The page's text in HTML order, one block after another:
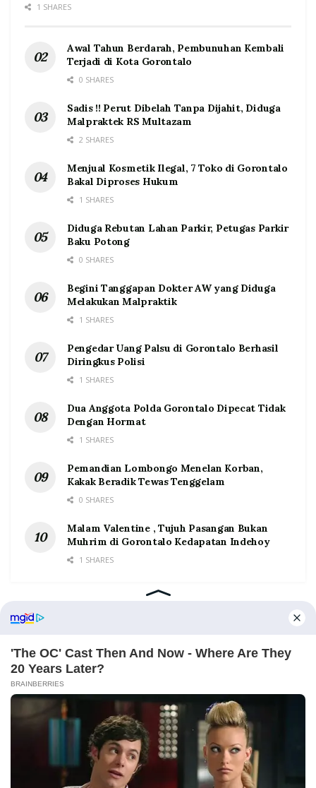
1 SHARES
Awal Tahun Berdarah, Pembunuhan Kembali
Terjadi di Kota Gorontalo
0 SHARES
Sadis !! Perut Dibelah Tanpa Dijahit, Diduga
Malpraktek RS Multazam
2 SHARES
Menjual Kosmetik Ilegal, 7 Toko di Gorontalo
Bakal Diproses Hukum
1 SHARES
Diduga Rebutan Lahan Parkir, Petugas Parkir
Baku Potong
0 SHARES
Begini Tanggapan Dokter AW yang Diduga
Melakukan Malpraktik
1 SHARES
Pengedar Uang Palsu di Gorontalo Berhasil
Diringkus Polisi
1 SHARES
Dua Anggota Polda Gorontalo Dipecat Tidak
Dengan Hormat
1 SHARES
Pemandian Lombongo Menelan Korban,
Kakak Beradik Tewas Tenggelam
0 SHARES
Malam Valentine , Tujuh Pasangan Bukan
Muhrim di Gorontalo Kedapatan Indehoy
1 SHARES
Home Tentang Kontak Redaksi Pedoman Media Siber
©2026 Prosesnews.id. All Rights Reserved.